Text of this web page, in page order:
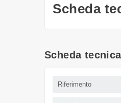
Scheda
Scheda tecnica
Riferimento